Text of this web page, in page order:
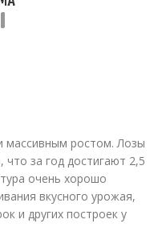
массивным ростом. Лозы
за год достигают 2,5
очень хорошо
вкусного урожая,
и других построек у